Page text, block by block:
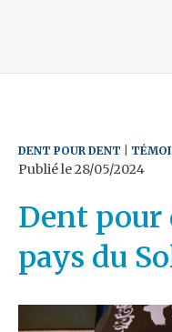
DENT POUR DENT
Publié le28/05/2024
Dent pour
pays du